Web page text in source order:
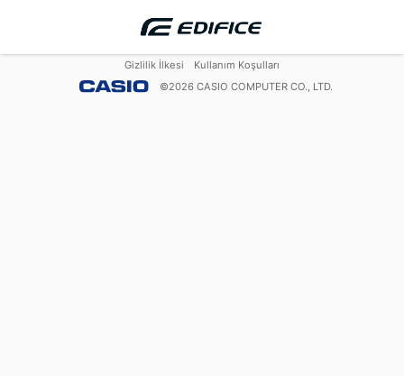
Gizlilik İlkesi
Kullanım Koşulları
©2026 CASIO COMPUTER CO., LTD.